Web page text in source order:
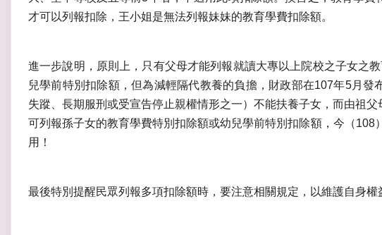
才可以列報扣除，王小姐是無法列報妹妹的教育學費扣除額。
進一步說明，原則上，只有父母才能列報就讀大專以上院校之子女之
兒學前特別扣除額，但為減輕隔代教養的負擔，財政部在107年5月發
失蹤、長期服刑或受宣告停止親權情形之一）不能扶養子女，而由祖
可列報孫子女的教育學費特別扣除額或幼兒學前特別扣除額，今（108
用！
最後特別提醒民眾列報多項扣除額時，要注意相關規定，以維護自身權